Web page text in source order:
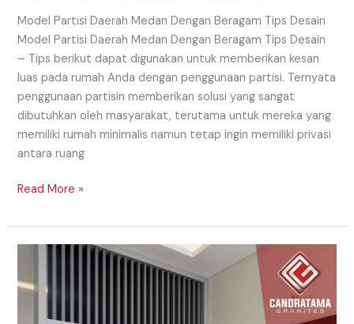
Model Partisi Daerah Medan Dengan Beragam Tips Desain
Model Partisi Daerah Medan Dengan Beragam Tips Desain
– Tips berikut dapat digunakan untuk memberikan kesan
luas pada rumah Anda dengan penggunaan partisi. Ternyata
penggunaan partisin memberikan solusi yang sangat
dibutuhkan oleh masyarakat, terutama untuk mereka yang
memiliki rumah minimalis namun tetap ingin memiliki privasi
antara ruang
Read More »
Daerah